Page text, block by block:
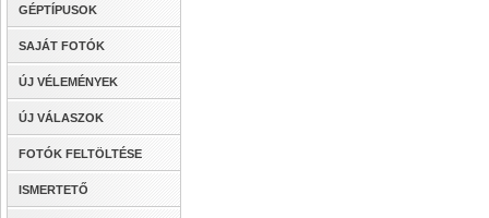
GÉPTÍPUSOK
SAJÁT FOTÓK
ÚJ VÉLEMÉNYEK
ÚJ VÁLASZOK
FOTÓK FELTÖLTÉSE
ISMERTETŐ